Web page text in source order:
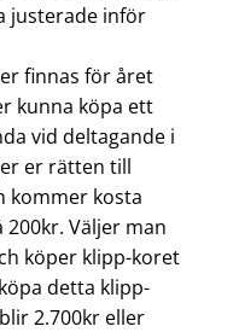
justerade inför
finnas för året
kunna köpa ett
vid deltagande i
er rätten till
kommer kosta
Väljer man
köper klipp-koret
detta klipp-
2.700kr eller